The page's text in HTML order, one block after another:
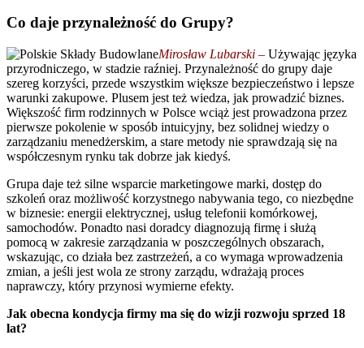
Co daje przynależność do Grupy?
Mirosław Lubarski – Używając języka
przyrodniczego, w stadzie raźniej. Przynależność do grupy daje
szereg korzyści, przede wszystkim większe bezpieczeństwo i lepsze
warunki zakupowe. Plusem jest też wiedza, jak prowadzić biznes.
Większość firm rodzinnych w Polsce wciąż jest prowadzona przez
pierwsze pokolenie w sposób intuicyjny, bez solidnej wiedzy o
zarządzaniu menedżerskim, a stare metody nie sprawdzają się na
współczesnym rynku tak dobrze jak kiedyś.
Grupa daje też silne wsparcie marketingowe marki, dostęp do
szkoleń oraz możliwość korzystnego nabywania tego, co niezbędne
w biznesie: energii elektrycznej, usług telefonii komórkowej,
samochodów. Ponadto nasi doradcy diagnozują firmę i służą
pomocą w zakresie zarządzania w poszczególnych obszarach,
wskazując, co działa bez zastrzeżeń, a co wymaga wprowadzenia
zmian, a jeśli jest wola ze strony zarządu, wdrażają proces
naprawczy, który przynosi wymierne efekty.
Jak obecna kondycja firmy ma się do wizji rozwoju sprzed 18
lat?